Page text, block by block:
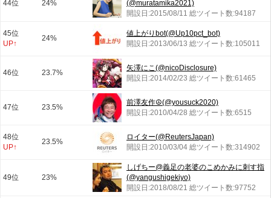
44位 24%
(@muratamika2021)
開設日:2015/08/11 総ツイート数:94187
45位
UP↑
24%
値上がりbot(@Up10pct_bot)
開設日:2013/06/13 総ツイート数:105011
46位 23.7%
矢澤にこ(@nicoDisclosure)
開設日:2014/02/23 総ツイート数:61465
47位 23.5%
前澤友作☮️(@yousuck2020)
開設日:2010/04/28 総ツイート数:6515
48位
UP↑
23.5%
ロイター(@ReutersJapan)
開設日:2010/03/04 総ツイート数:314902
49位 23%
しげちー@義足の老婆のこめかみに刺す指
(@yangushigekiyo)
開設日:2018/08/21 総ツイート数:97752